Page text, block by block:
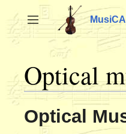
inhoud
springen
Zijbalk omschakelen
Optical
Optical